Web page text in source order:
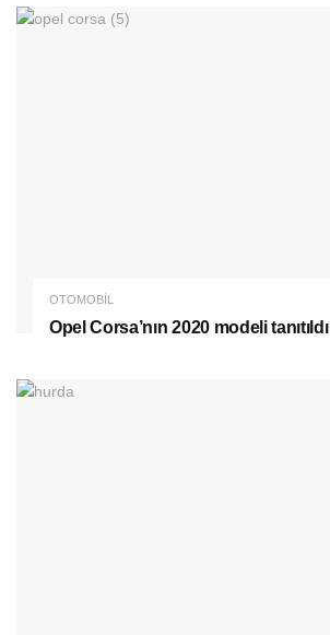
OTOMOBIL
Opel Corsa’nın 2020 modeli tanıtıldı